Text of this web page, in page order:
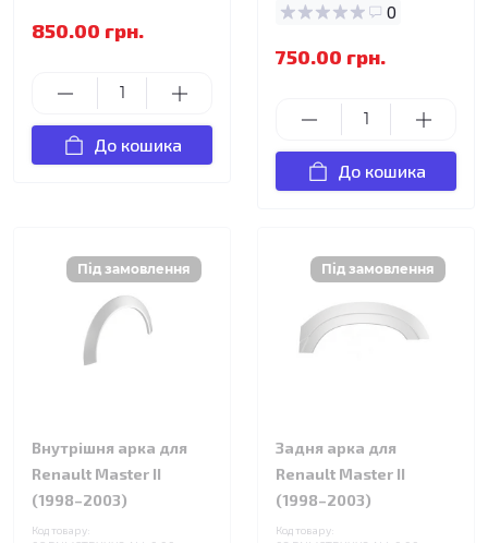
850.00 грн.
До кошика
0
750.00 грн.
До кошика
Внутрішня арка для
Renault Master II
(1998–2003)
Код товару:
Задня арка для
Renault Master II
(1998–2003)
Код товару: